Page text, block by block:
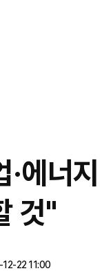
·에너
것"
22 11:00